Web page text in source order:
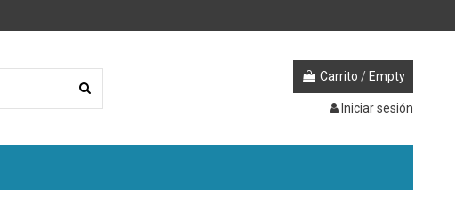
Carrito / Empty
Iniciar sesión